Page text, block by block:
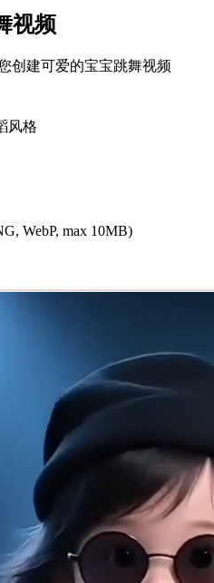
视频
创建可爱的宝宝跳舞视频
风格
WebP, max 10MB)